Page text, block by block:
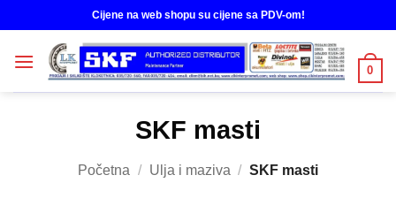
to
content
Cijene na web shopu su cijene sa PDV-om!
0
SKF masti
Početna / Ulja i maziva / SKF masti